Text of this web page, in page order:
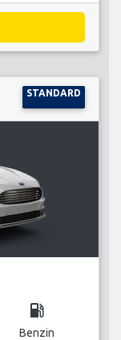
STANDARD
local_gas_station
Benzin